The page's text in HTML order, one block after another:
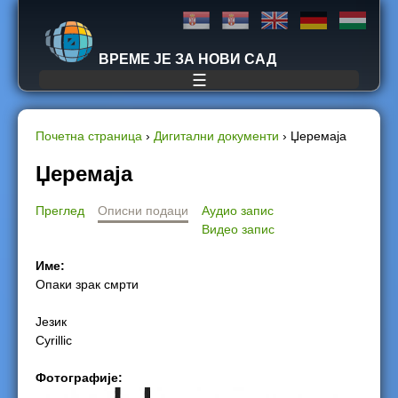
Jump to navigation
ВРЕМЕ ЈЕ ЗА НОВИ САД
☰
Y
o
a
r
e
h
Почетна страница › Дигитални документи › Џеремаја
Џеремаја
Преглед Описни подаци
Аудио запис
Видео запис
Име:
Опаки зрак смрти
Језик
Cyrillic
Фотографије: